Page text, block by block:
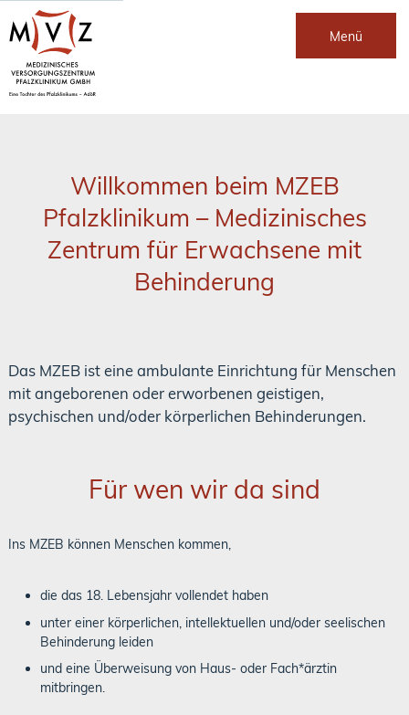
Menü
Willkommen beim MZEB
Pfalzklinikum – Medizinisches
Zentrum für Erwachsene mit
Behinderung
Das MZEB ist eine ambulante Einrichtung für Menschen
mit angeborenen oder erworbenen geistigen,
psychischen und/oder körperlichen Behinderungen.
Für wen wir da sind
Ins MZEB können Menschen kommen,
die das 18. Lebensjahr vollendet haben
unter einer körperlichen, intellektuellen und/oder seelischen
Behinderung leiden
und eine Überweisung von Haus- oder Fach*ärztin
mitbringen.